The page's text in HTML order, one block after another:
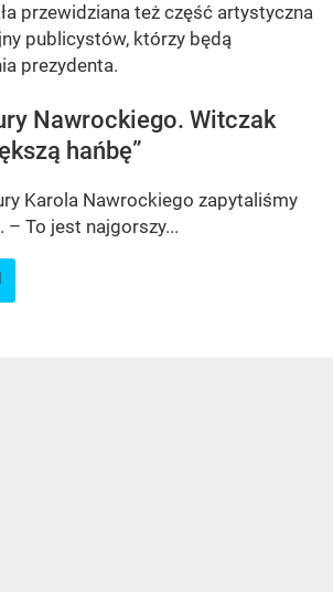
przewidziana też część artystyczna
publicystów, którzy będą
prezydenta.
Nawrockiego. Witczak
hańbę”
Karola Nawrockiego zapytaliśmy
To jest najgorszy...